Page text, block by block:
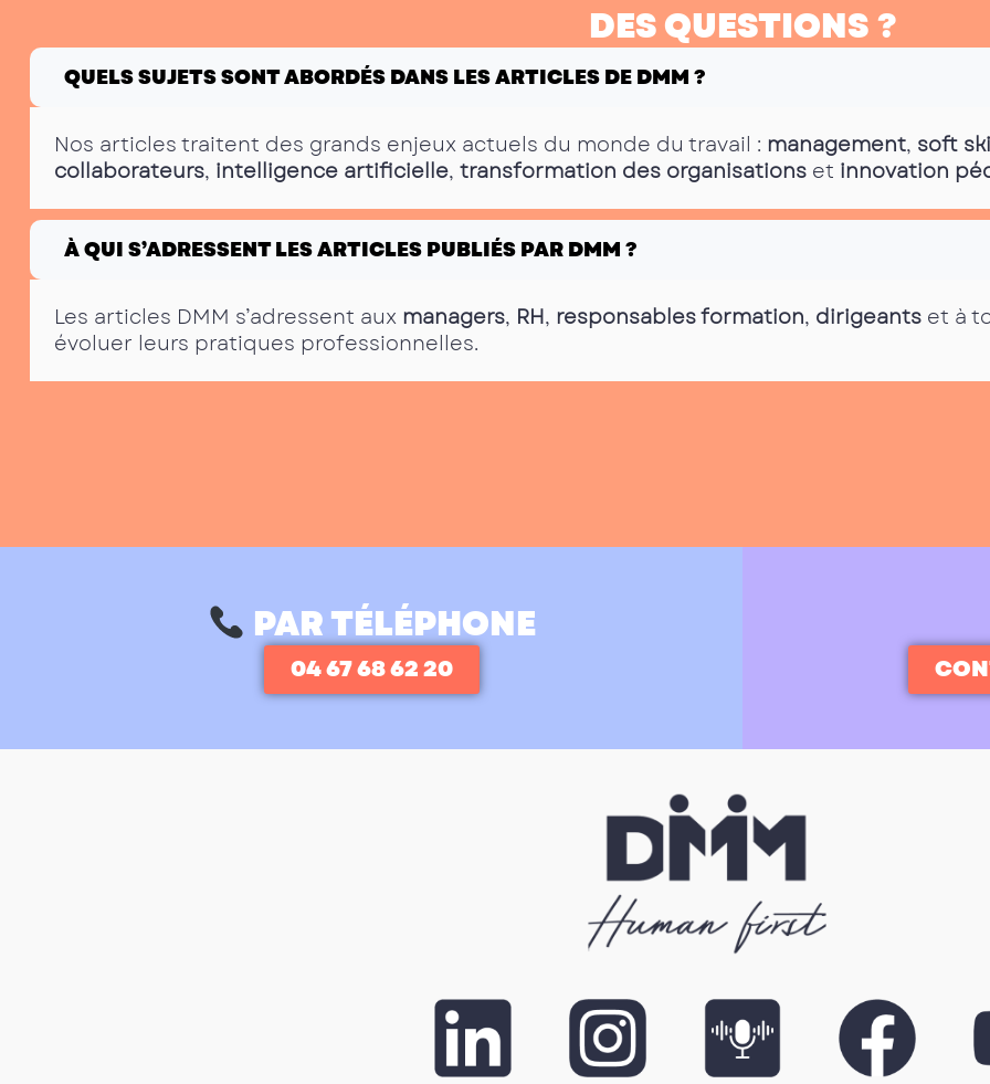
DES QUESTIONS ?
QUELS SUJETS SONT ABORDÉS DANS LES ARTICLES DE DMM ?
Nos articles traitent des grands enjeux actuels du monde du travail : management, soft
collaborateurs, intelligence artificielle, transformation des organisations et innovation
À QUI S’ADRESSENT LES ARTICLES PUBLIÉS PAR DMM ?
Les articles DMM s’adressent aux managers, RH, responsables formation, dirigeants et à
évoluer leurs pratiques professionnelles.
PAR TÉLÉPHONE
04 67 68 62 20